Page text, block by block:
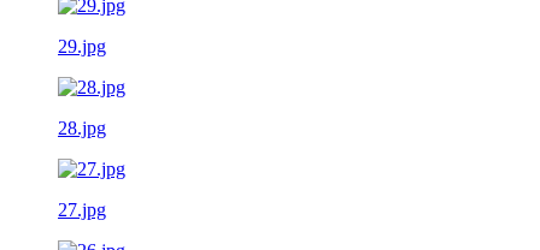
29.jpg
28.jpg
27.jpg